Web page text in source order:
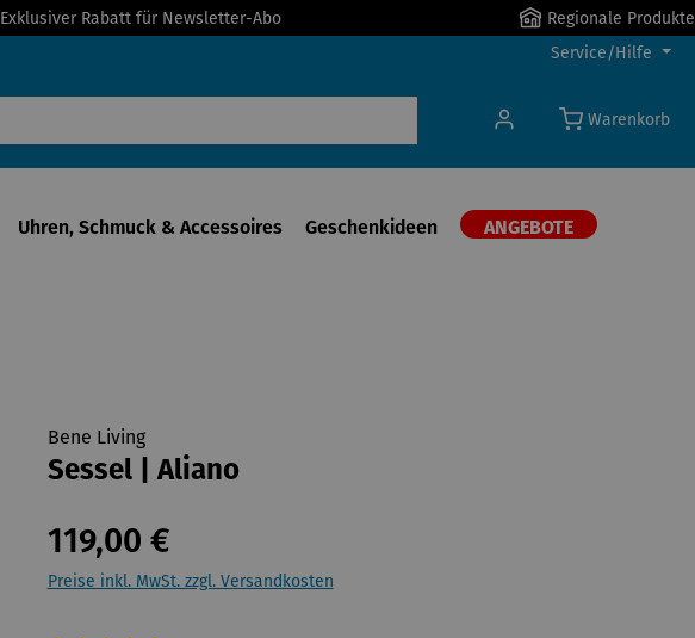
Exklusiver Rabatt für Newsletter-Abo
Regionale Produkte
Service/Hilfe
Warenkorb
Uhren, Schmuck & Accessoires Geschenkideen ANGEBOTE
Bene Living
Sessel | Aliano
119,00 €
Preise inkl. MwSt. zzgl. Versandkosten